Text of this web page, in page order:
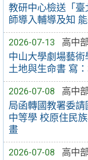
教研中心檢送「
師導入輔導及知
2026-07-13 高中
中山大學劇場藝術
土地與生命書 寫
2026-07-08 高中
局函轉國教署委
中等學 校原住民
畫
2026-07-08 高中